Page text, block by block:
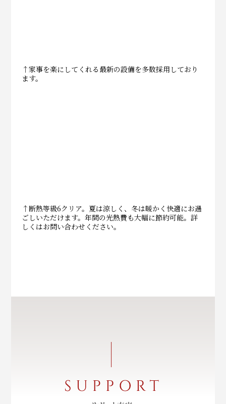
↑家事を楽にしてくれる最新の設備を多数採用しており
ます。
↑断熱等級6クリア。夏は涼しく、冬は暖かく快適にお過
ごしいただけます。年間の光熱費も大幅に節約可能。詳
しくはお問い合わせください。